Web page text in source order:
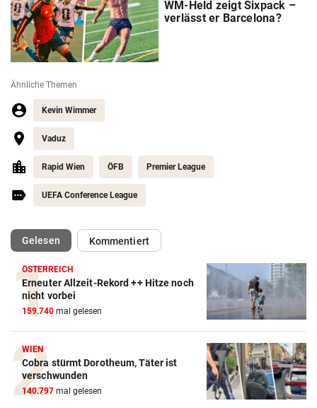
WM-Held zeigt Sixpack –
verlässt er Barcelona?
Ähnliche Themen
Kevin Wimmer
Vaduz
Rapid Wien ÖFB Premier League
UEFA Conference League
Gelesen(ausgewählt)Kommentiert
ÖSTERREICH
Erneuter Allzeit-Rekord ++ Hitze noch
nicht vorbei
159.740 mal gelesen
WIEN
Cobra stürmt Dorotheum, Täter ist
verschwunden
140.797 mal gelesen
Action-Cam Vergleich
Crosstrainer Vergleich
ZUM VERGLEICH
E-Bike Vergleich